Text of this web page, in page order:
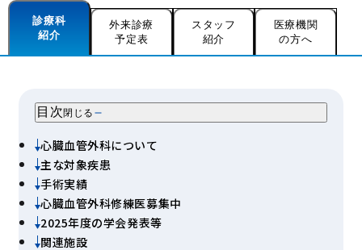
診療科
紹介
外来診療
予定表
スタッフ
紹介
医療機関
の方へ
目次閉じる
心臓血管外科について
主な対象疾患
手術実績
心臓血管外科修練医募集中
2025年度の学会発表等
関連施設